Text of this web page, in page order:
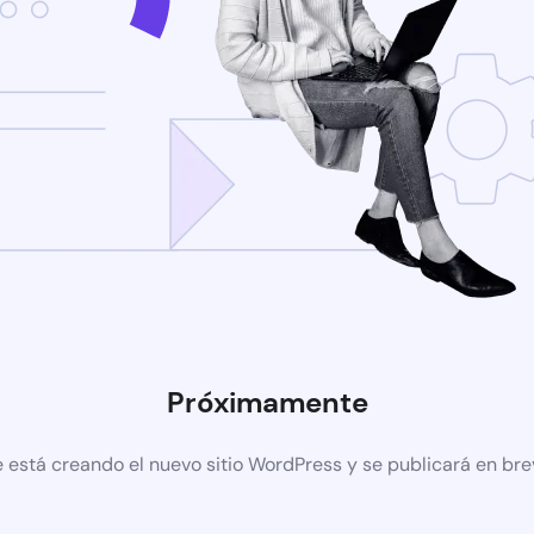
Próximamente
está creando el nuevo sitio WordPress y se publicará en